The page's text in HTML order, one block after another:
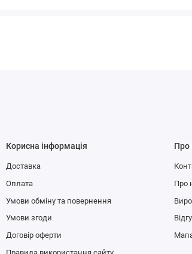
Корисна інформація
Доставка
Оплата
Умови обміну та повернення
Умови згоди
Договір оферти
Про
Про